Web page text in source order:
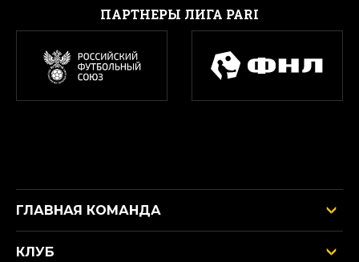
ПАРТНЕРЫ ЛИГА PARI
ГЛАВНАЯ КОМАНДА
КЛУБ